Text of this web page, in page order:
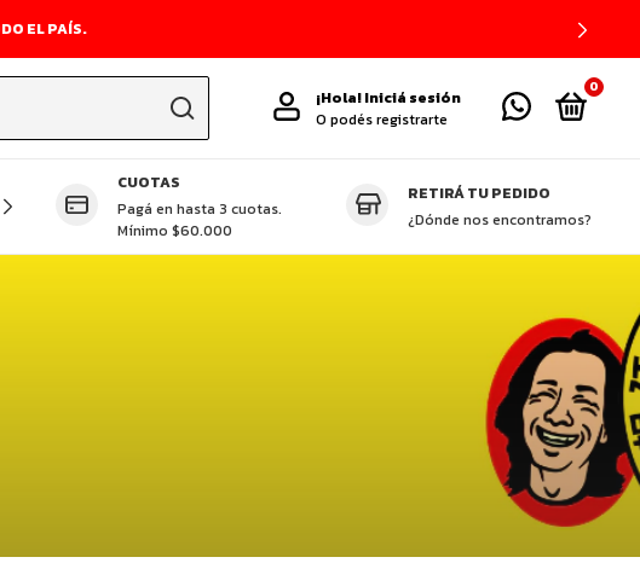
EL PAÍS.
¡Hola!Iniciá sesión
O podés registrarte
0
OFERTAS DESTACADAS CUCHILLOS ZHEN
CUOTAS
Pagá en hasta 3 cuotas.
Mínimo $60.000
RETIRÁ TU PEDIDO
¿Dónde nos encontramos?